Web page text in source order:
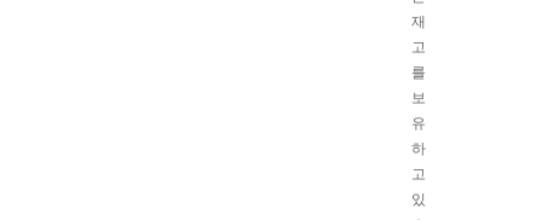
재
고
를
보
유
하
고
있